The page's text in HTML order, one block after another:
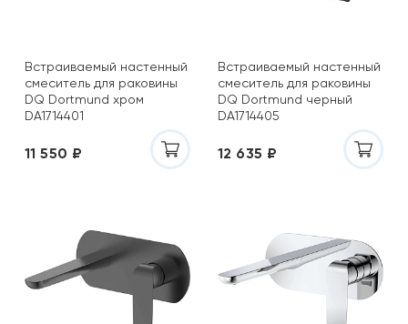
Встраиваемый настенный
смеситель для раковины
DQ Dortmund хром
DA1714401
11 550 ₽
Встраиваемый настенный
смеситель для раковины
DQ Dortmund черный
DA1714405
12 635 ₽